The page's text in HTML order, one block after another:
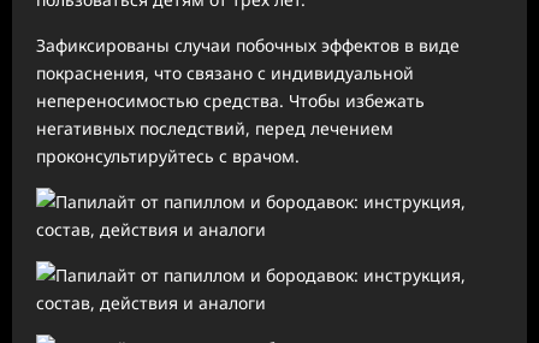
Зафиксированы случаи побочных эффектов в виде
покраснения, что связано с индивидуальной
непереносимостью средства. Чтобы избежать
негативных последствий, перед лечением
проконсультируйтесь с врачом.